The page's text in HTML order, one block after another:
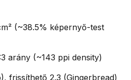
(~38.5% képernyő-test
arány (~143 ppi density)
frissíthető 2.3 (Gingerbread)